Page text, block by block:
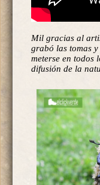
Mil gracias al
grabó las tomas y
meterse en todos
difusión de la